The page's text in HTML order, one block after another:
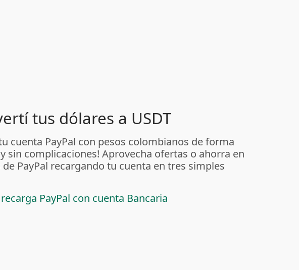
tus dólares a USDT
cuenta PayPal con pesos colombianos de forma
sin complicaciones! Aprovecha ofertas o ahorra en
PayPal recargando tu cuenta en tres simples
PayPal con cuenta Bancaria